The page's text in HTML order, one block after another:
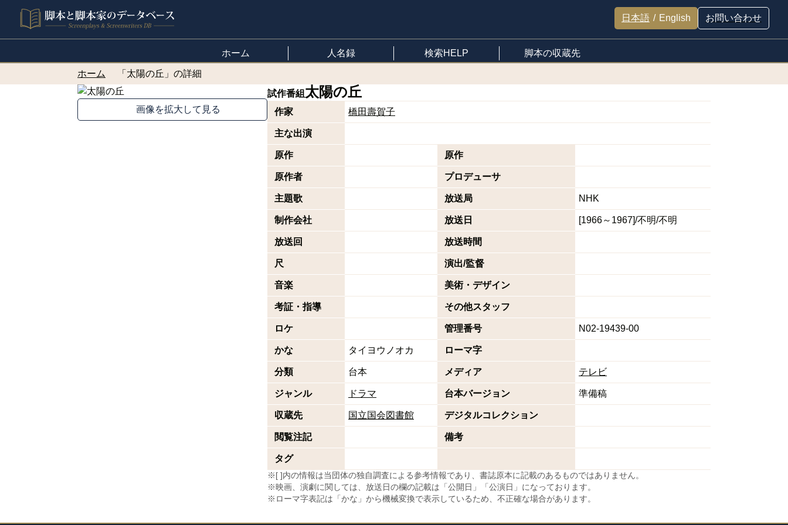
日本語 / English お問い合わせ
ホーム 人名録 検索HELP 脚本の収蔵先
ホーム 「太陽の丘」の詳細
画像を拡大して見る
試作番組 太陽の丘
作家 橋田壽賀子
主な出演
原作 原作
原作者 プロデューサ
主題歌 放送局 NHK
制作会社 放送日 [1966～1967]/不明/不明
放送回 放送時間
尺 演出/監督
音楽 美術・デザイン
考証・指導 その他スタッフ
ロケ 管理番号 N02-19439-00
かな タイヨウノオカ ローマ字
分類 台本 メディア テレビ
ジャンル ドラマ 台本バージョン 準備稿
収蔵先 国立国会図書館 デジタルコレクション
閲覧注記 備考
タグ
※[ ]内の情報は当団体の独自調査による参考情報であり、書誌原本に記載のあるものではありません。
※映画、演劇に関しては、放送日の欄の記載は「公開日」「公演日」になっております。
※ローマ字表記は「かな」から機械変換で表示しているため、不正確な場合があります。